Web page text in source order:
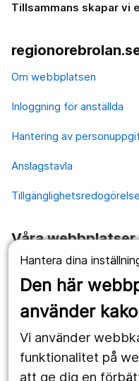
Hantera dina
Den här
använder
Vi använder
funktionalitet på
att ge dig en
Tillsammans skapar vi
Om webbplatsen
Inloggning för anställda
Hantering av
Anslagstavla
Tillgänglighetsredogörelse
Våra webbplatser
1177.se
Länstrafiken
Utveckling